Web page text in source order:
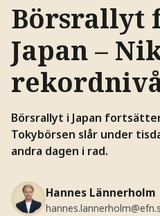
Börsrallyt
Japan –
Börsrallyt i Japan
Tokybörsen slår under
andra dagen i rad.
Hannes Lännerholm